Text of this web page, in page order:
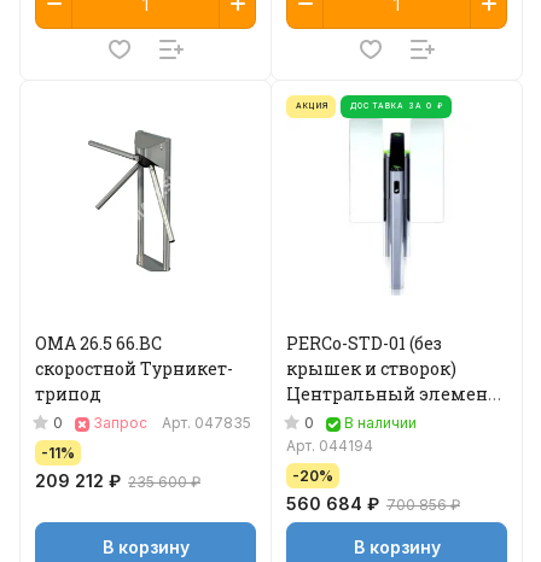
ОМА 26.5 66.BC
скоростной Турникет-
трипод
0 Запрос Арт. 047835
-11%
209 212 ₽ 235 600 ₽
В корзину
АКЦИЯ ДОСТАВКА ЗА 0 ₽
PERCo-STD-01 (без
крышек и створок)
Центральный элемент
для скоростного
турникета PERCo-ST-01
0
В наличии
Арт. 044194
-20%
560 684 ₽ 700 856 ₽
В корзину